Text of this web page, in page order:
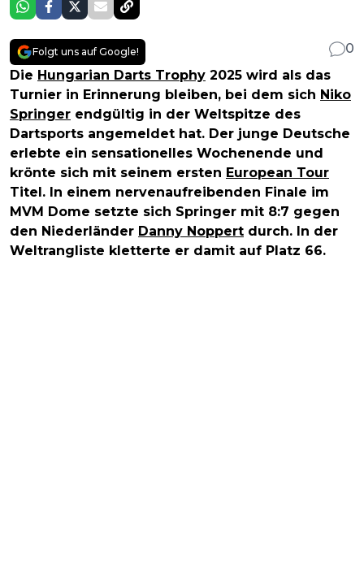
Folgt uns auf Google!
0
Die Hungarian Darts Trophy 2025 wird als das
Turnier in Erinnerung bleiben, bei dem sich Niko
Springer endgültig in der Weltspitze des
Dartsports angemeldet hat. Der junge Deutsche
erlebte ein sensationelles Wochenende und
krönte sich mit seinem ersten European Tour
Titel. In einem nervenaufreibenden Finale im
MVM Dome setzte sich Springer mit 8:7 gegen
den Niederländer Danny Noppert durch. In der
Weltrangliste kletterte er damit auf Platz 66.